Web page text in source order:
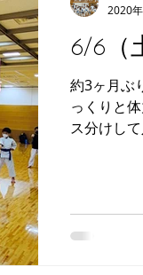
6/6（
約3ヶ月ぶ
っくりと
ス分けし
2020